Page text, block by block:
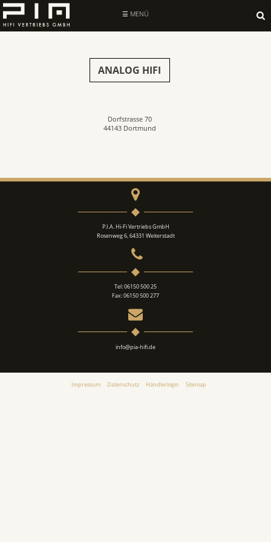
☰ MENÜ
nach:
ANALOG HIFI
Dorfstrasse 70
44143 Dortmund
P.I.A. Hi-Fi Vertriebs GmbH
Rosenweg 6, 64331 Weiterstadt
Tel: 06150 500 25
Fax: 06150 500 277
info@pia-hifi.de
Impressum Datenschutz Händlerlogin Sitemap